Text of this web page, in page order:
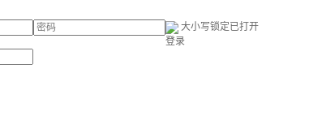
大小写锁定已打开
登录